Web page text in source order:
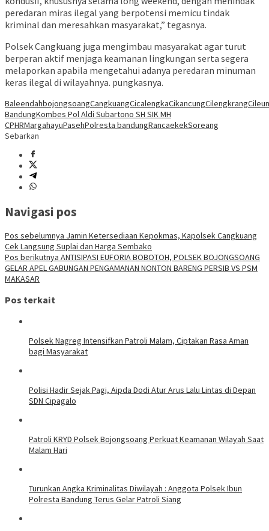
peredaran miras ilegal yang berpotensi memicu tindak
kriminal dan meresahkan masyarakat,” tegasnya.
Polsek Cangkuang juga mengimbau masyarakat agar turut
berperan aktif menjaga keamanan lingkungan serta segera
melaporkan apabila mengetahui adanya peredaran minuman
keras ilegal di wilayahnya. pungkasnya.
BaleendahbojongsoangCangkuangCicalengkaCikancungCilengkrang
BandungKombes Pol Aldi Subartono SH SIK MH
CPHRMargahayuPasehPolresta bandungRancaekekSoreang
Sebarkan
Navigasi pos
Pos sebelumnya Jamin Ketersediaan Kepokmas, Kapolsek Cangkuang
Cek Langsung Suplai dan Harga Sembako
Pos berikutnya ANTISIPASI EUFORIA BOBOTOH, POLSEK BOJONGSOANG
GELAR APEL GABUNGAN PENGAMANAN NONTON BARENG PERSIB VS PSM
MAKASAR
Pos terkait
Polsek Nagreg Intensifkan Patroli Malam, Ciptakan Rasa Aman
bagi Masyarakat
Polisi Hadir Sejak Pagi, Aipda Dodi Atur Arus Lalu Lintas di Depan
SDN Cipagalo
Patroli KRYD Polsek Bojongsoang Perkuat Keamanan Wilayah Saat
Malam Hari
Turunkan Angka Kriminalitas Diwilayah : Anggota Polsek Ibun
Polresta Bandung Terus Gelar Patroli Siang